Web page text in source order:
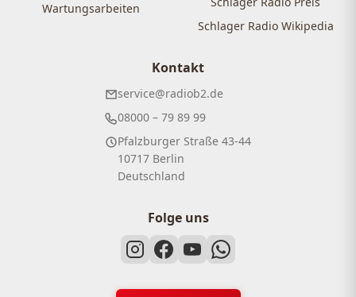
Wartungsarbeiten
Schlager Radio Wikipedia
Kontakt
service@radiob2.de
08000 – 79 89 99
Pfalzburger Straße 43-44
10717 Berlin
Deutschland
Folge uns